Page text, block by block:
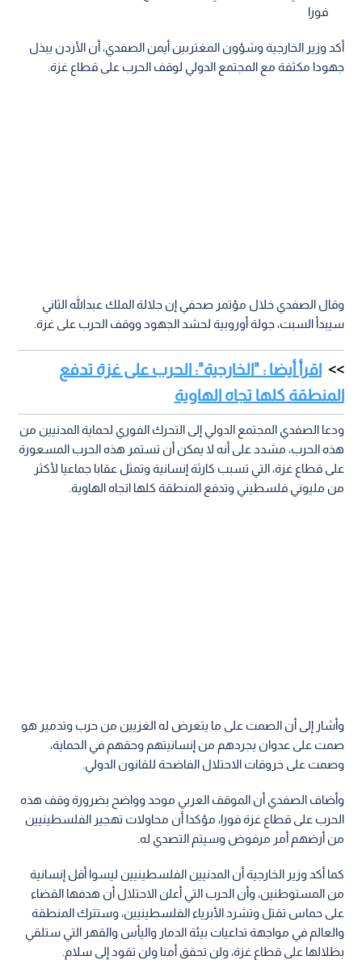
فورا
أكد وزير الخارجية وشؤون المغتربين أيمن الصفدي، أن الأردن يبذل
جهودا مكثفة مع المجتمع الدولي لوقف الحرب على قطاع غزة.
وقال الصفدي خلال مؤتمر صحفي إن جلالة الملك عبدالله الثاني
سيبدأ السبت، جولة أوروبية لحشد الجهود ووقف الحرب على غزة.
اقرأ أيضا : "الخارجية": الحرب على غزة تدفع
المنطقة كلها تجاه الهاوية
ودعا الصفدي المجتمع الدولي إلى التحرك الفوري لحماية المدنيين من
هذه الحرب، مشدد على أنه لا يمكن أن تستمر هذه الحرب المسعورة
على قطاع غزة، التي تسبب كارثة إنسانية وتمثل عقابا جماعيا لأكثر
من مليوني فلسطيني وتدفع المنطقة كلها اتجاه الهاوية.
وأشار إلى أن الصمت على ما يتعرض له الغزيين من حرب وتدمير هو
صمت على عدوان يجردهم من إنسانيتهم وحقهم في الحماية،
وصمت على خروقات الاحتلال الفاضحة للقانون الدولي.
وأضاف الصفدي أن الموقف العربي موحد وواضح بضرورة وقف هذه
الحرب على قطاع غزة فورا، مؤكدا أن محاولات تهجير الفلسطينيين
من أرضهم أمر مرفوض وسيتم التصدي له.
كما أكد وزير الخارجية أن المدنيين الفلسطينيين ليسوا أقل إنسانية
من المستوطنين، وأن الحرب التي أعلن الاحتلال أن هدفها القضاء
على حماس تقتل وتشرد الأبرياء الفلسطينيين، وستترك المنطقة
والعالم في مواجهة تداعيات بيئة الدمار واليأس والقهر التي ستلقي
بظلالها على قطاع غزة، ولن تحقق أمنا ولن تقود إلى سلام.